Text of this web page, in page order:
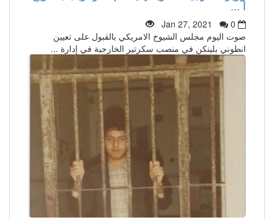
أ ...
Jan 27, 2021
0
صوت اليوم مجلس الشيوخ الامريكي بالقبول على تعيين
انطوني بلينكن في منصب سكرتير الخارجية في إدارة ...